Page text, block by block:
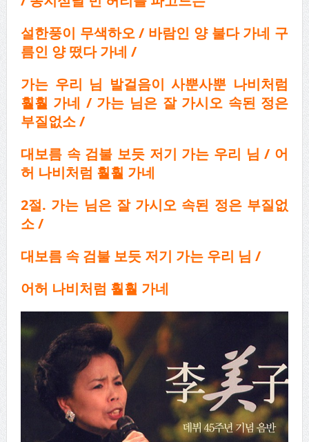
설한풍이 무색하오 / 바람인 양 불다 가네 구
름인 양 떴다 가네 /
가는 우리 님 발걸음이 사뿐사뿐 나비처럼
훨훨 가네 / 가는 님은 잘 가시오 속된 정은
부질없소 /
대보름 속 검불 보듯 저기 가는 우리 님/ 어
허 나비처럼 훨훨 가네
2절. 가는 님은 잘 가시오 속된 정은 부질없
소 /
대보름 속 검불 보듯 저기 가는 우리 님 /
어허 나비처럼 훨훨 가네